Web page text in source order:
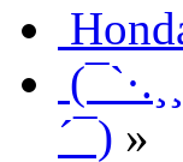
´¯) »